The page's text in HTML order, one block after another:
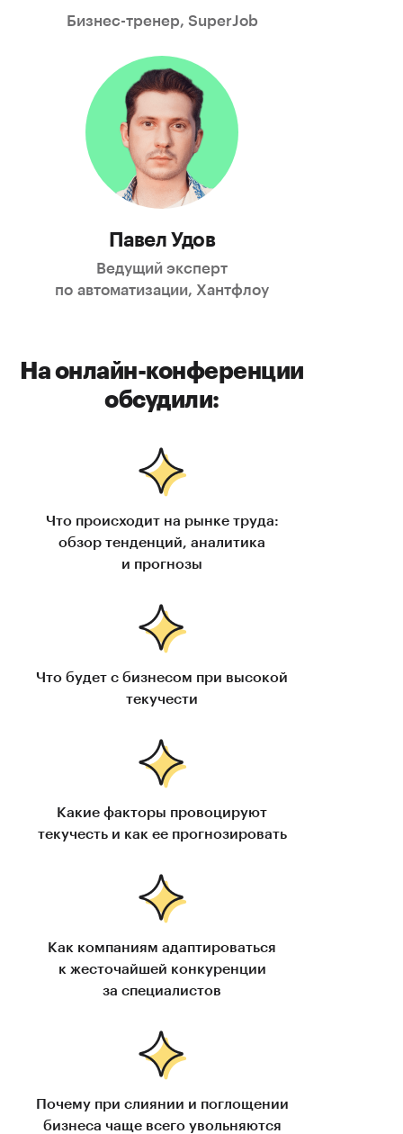
Бизнес-тренер, SuperJob
Павел Удов
Ведущий эксперт
по автоматизации, Хантфлоу
Наонлайн-конференции
обсудили:
Что происходит на рынке труда:
обзор тенденций, аналитика
и прогнозы
Что будет с бизнесом при высокой
текучести
Какие факторы провоцируют
текучесть и как ее прогнозировать
Как компаниям адаптироваться
к жесточайшей конкуренции
за специалистов
Почему при слиянии и поглощении
бизнеса чаще всего увольняются